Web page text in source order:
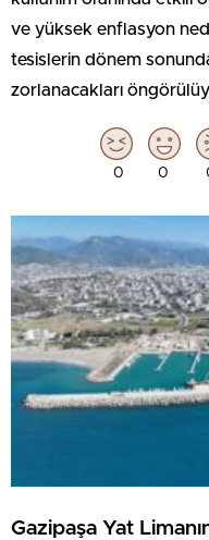
ve yüksek enflasyon
tesislerin dönem
zorlanacakları
0 0
Gazipaşa Yat